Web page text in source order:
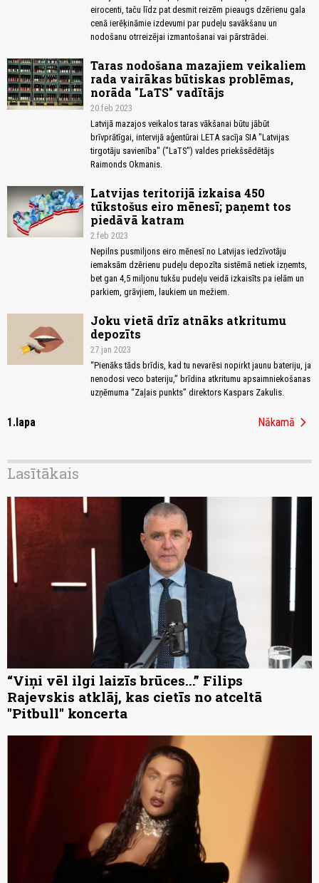
eirocenti, taču līdz pat desmit reizēm pieaugs dzērienu gala
cenā ierēķināmie izdevumi par pudeļu savākšanu un
nodošanu otrreizējai izmantošanai vai pārstrādei.
Taras nodošana mazajiem veikaliem
rada vairākas būtiskas problēmas,
norāda "LaTS" vadītājs
20.feb 2023
Latvijā mazajos veikalos taras vākšanai būtu jābūt
brīvprātīgai, intervijā aģentūrai LETA sacīja SIA "Latvijas
tirgotāju savienība" ("LaTS") valdes priekšsēdētājs
Raimonds Okmanis.
Latvijas teritorijā izkaisa 450
tūkstošus eiro mēnesī; paņemt tos
piedāvā katram
2.feb 2023
Nepilns pusmiljons eiro mēnesī no Latvijas iedzīvotāju
iemaksām dzērienu pudeļu depozīta sistēmā netiek izņemts,
bet gan 4,5 miljonu tukšu pudeļu veidā izkaisīts pa ielām un
parkiem, grāvjiem, laukiem un mežiem.
Joku vietā drīz atnāks atkritumu
depozīts
27.jan 2023
“Pienāks tāds brīdis, kad tu nevarēsi nopirkt jaunu bateriju, ja
nenodosi veco bateriju,” brīdina atkritumu apsaimniekošanas
uzņēmuma “Zaļais punkts” direktors Kaspars Zakulis.
1.lapa Nākamā chevron_right
Lasītākais
“Viņi vēl ilgi laizīs brūces...” Filips
Rajevskis atklāj, kas cietīs no atceltā
"Pitbull" koncerta